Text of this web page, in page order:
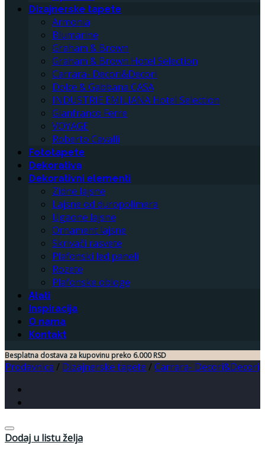
Dizajnerske tapete
Armonia
Blumarine
Graham & Brown
Graham & Brown Hotel Selection
Carrara- Decori&Decori
Dolce & Gabbana CASA
INDUSTRIE EMILIANA Hotel Selection
Gianfranco Ferre
VOYAGE
Roberto Cavalli
Fototapete
Dekorativa
Dekorativni elementi
Zidne lajsne
Lajsne od duropolimera
Ugaone lajsne
Ornament lajsne
Skrivači rasvete
Plafonski led paneli
Rozete
Plafonske obloge
Alati
Inspiracija
O nama
Kontakt
Besplatna dostava za kupovinu preko 6.000 RSD
Prodavnica / Dizajnerske tapete /Carrara- Decori&Decori
Dodaj u listu želja